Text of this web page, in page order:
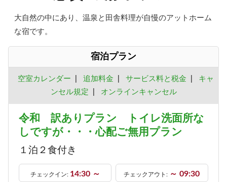
大自然の中にあり、温泉と田舎料理が自慢のアットホーム
な宿です。
宿泊プラン
空室カレンダー 追加料金 サービス料と税金
キャ
ンセル規定
オンラインキャンセル
令和 訳ありプラン トイレ洗面所な
しですが・・・心配ご無用プラン
１泊２食付き
チェックイン: 14:30 ～ チェックアウト: ～ 09:30